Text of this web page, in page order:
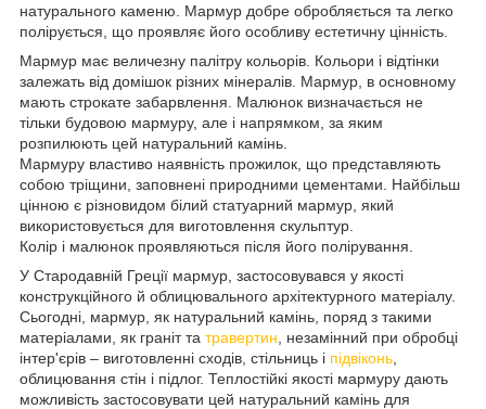
натурального каменю. Мармур добре обробляється та легко
полірується, що проявляє його особливу естетичну цінність.
Мармур має величезну палітру кольорів. Кольори і відтінки
залежать від домішок різних мінералів. Мармур, в основному
мають строкате забарвлення. Малюнок визначається не
тільки будовою мармуру, але і напрямком, за яким
розпилюють цей натуральний камінь.
Мармуру властиво наявність прожилок, що представляють
собою тріщини, заповнені природними цементами. Найбільш
цінною є різновидом білий статуарний мармур, який
використовується для виготовлення скульптур.
Колір і малюнок проявляються після його полірування.
У Стародавній Греції мармур, застосовувався у якості
конструкційного й облицювального архітектурного матеріалу.
Сьогодні, мармур, як натуральний камінь, поряд з такими
матеріалами, як граніт та травертин , незамінний при обробці
інтер'єрів – виготовленні сходів, стільниць і підвіконь
облицювання стін і підлог. Теплостійкі якості мармуру дають
можливість застосовувати цей натуральний камінь для